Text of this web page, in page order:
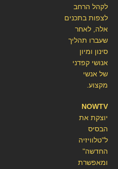
לקהל הרחב
לצפות בתכנים
אלה, לאחר
שעברו תהליך
סינון ומיון
אנושי קפדני
של אנשי
מקצוע.
NOWTV
יוצקת את
הבסיס
ל"טלוויזיה
החדשה"
ומאפשרת